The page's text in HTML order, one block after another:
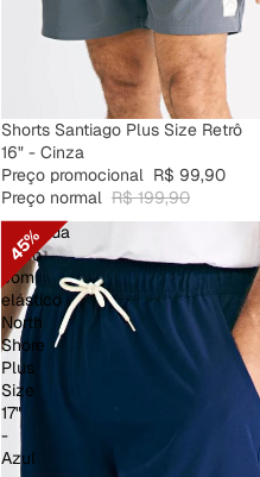
PROMOÇÃO
Shorts Santiago Plus Size Retrô
16" - Cinza
Preço promocional R$ 99,90
Preço normal R$ 199,90
45%
Bermuda
Retrô
com
elástico
North
Shore
Plus
Size
17"
-
Azul